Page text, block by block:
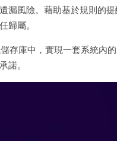
漏風險。藉助基於規則的
歸屬。
存庫中，實現一套系統內
諾。